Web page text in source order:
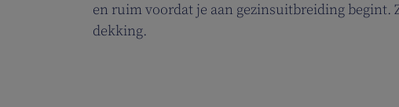
en ruim voordat je aan gezinsuitbreiding begint.
dekking.